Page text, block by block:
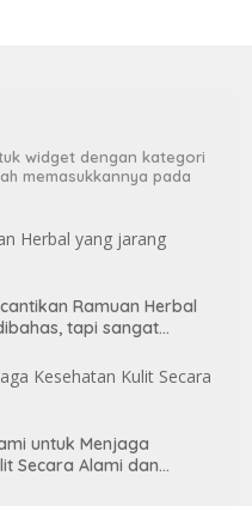
widget dengan kategori
memasukkannya pada
Ramuan Herbal
tapi sangat
untuk Menjaga
Secara Alami dan